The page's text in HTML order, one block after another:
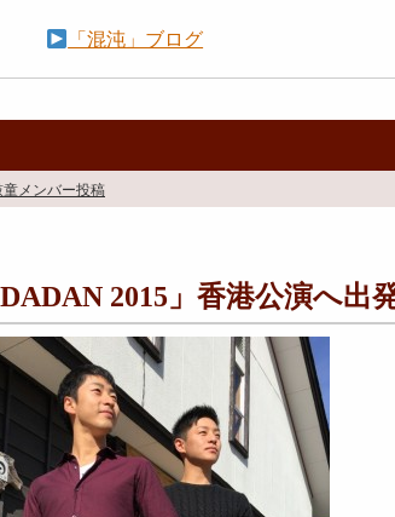
「混沌」ブログ
童メンバー投稿
2015」香港公演へ出